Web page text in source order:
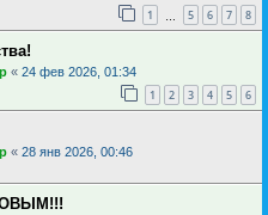
1 5 6 7 8
« 24 фев 2026, 01:34
1 2 3 4 5 6
« 28 янв 2026, 00:46